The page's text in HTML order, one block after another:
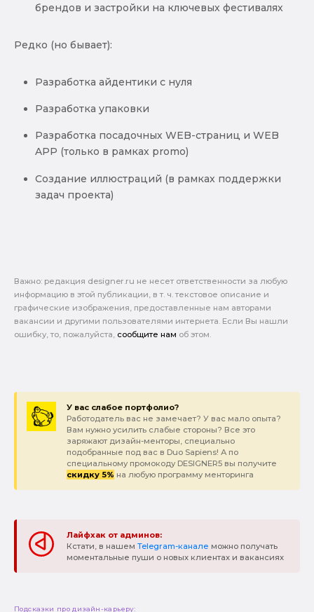
брендов и застройки на ключевых фестивалях
Редко (но бывает):
Разработка айдентики с нуля
Разработка упаковки
Разработка посадочных WEB-страниц и WEB
APP (только в рамках promo)
Создание иллюстраций (в рамках поддержки
задач проекта)
Важно: pедакция designer.ru не несет ответственности за любую
информацию в этой публикации, в т. ч. текстовое описание и
графические изображения, предоставленные нам авторами
вакансии и другими пользователями интернета. Если Вы нашли
ошибку, то, пожалуйста, сообщите нам об этом.
У вас слабое портфолио?
Работодатель вас не замечает? У вас мало опыта?
Вам нужно усилить слабые стороны? Все это
заряжают дизайн-менторы, специально
подобранные под вас в Duo Sapiens! А по
специальному промокоду DESIGNER5 вы получите
скидку 5% на любую программу менторинга
Лайфхак от админов:
Кстати, в нашем Telegram-канале можно получать
моментальные пуши о новых клиентах и вакансиях
Подсказки про дизайн-карьеру: